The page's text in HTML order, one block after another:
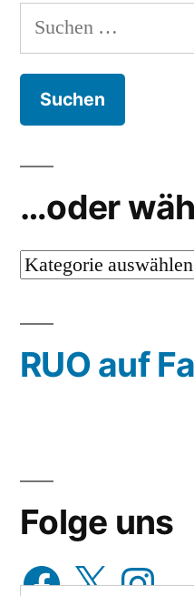
Suchen
nach:
…oder
…
aus…
RUO auf
Folge uns
Facebook
X Instagram